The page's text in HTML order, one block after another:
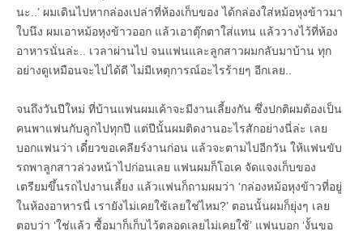
นะ..’ ผมเดินไปหากล่องเปล่าที่ห้องเก็บของ ได้กล่องใส่หม้อหุงข้าวมา
ใบนึง ผมเอาหม้อหุงข้าวออก แล้วเอาตุ๊กตาใส่แทน แล้ววางไว้ที่ห้อง
อาหารนั่นล่ะ.. เวลาผ่านไป จนแฟนและลูกสาวผมกลับมาบ้าน ทุก
อย่างดูเหมือนจะไปได้ดี ไม่มีเหตุการณ์อะไรร้ายๆ อีกเลย..
จนถึงวันปีใหม่ ที่บ้านแฟนผมเค้าจะมีงานเลี้ยงกัน ซึ่งปกติผมต้องเป็น
คนพาแฟนกับลูกไปทุกปี แต่ปีนั้นผมติดงานอะไรสักอย่างนี่ล่ะ เลย
บอกแฟนว่า เดี๋ยวขอเคลียร์งานก่อน แล้วจะตามไปอีกวัน ให้แฟนขับ
รถพาลูกสาวล่วงหน้าไปก่อนเลย แฟนผมก็โอเค จัดแจงเก็บของ
เตรียมขึ้นรถไปงานเลี้ยง แล้วแฟนก็ถามผมว่า ‘กล่องหม้อหุงข้าวที่อยู่
ในห้องอาหารนี่ เรายังไม่เคยใช้เลยใช่ไหม?’ ตอนนั้นผมก็ยุ่งๆ เลย
ตอบว่า ‘ใช่แล้ว ซื้อมาก็เก็บไว้ตลอดเลยไม่เคยใช้’ แฟนบอก ‘งั้นขอ